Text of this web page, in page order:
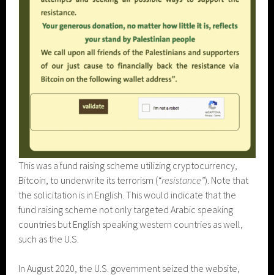
This was a fund raising scheme utilizing cryptocurrency,
Bitcoin, to underwrite its terrorism (“resistance”). Note that
the solicitation is in English. This would indicate that the
fund raising scheme not only targeted Arabic speaking
countries but English speaking western countries as well,
such as the U.S.
In August 2020, the U.S. government seized the website,